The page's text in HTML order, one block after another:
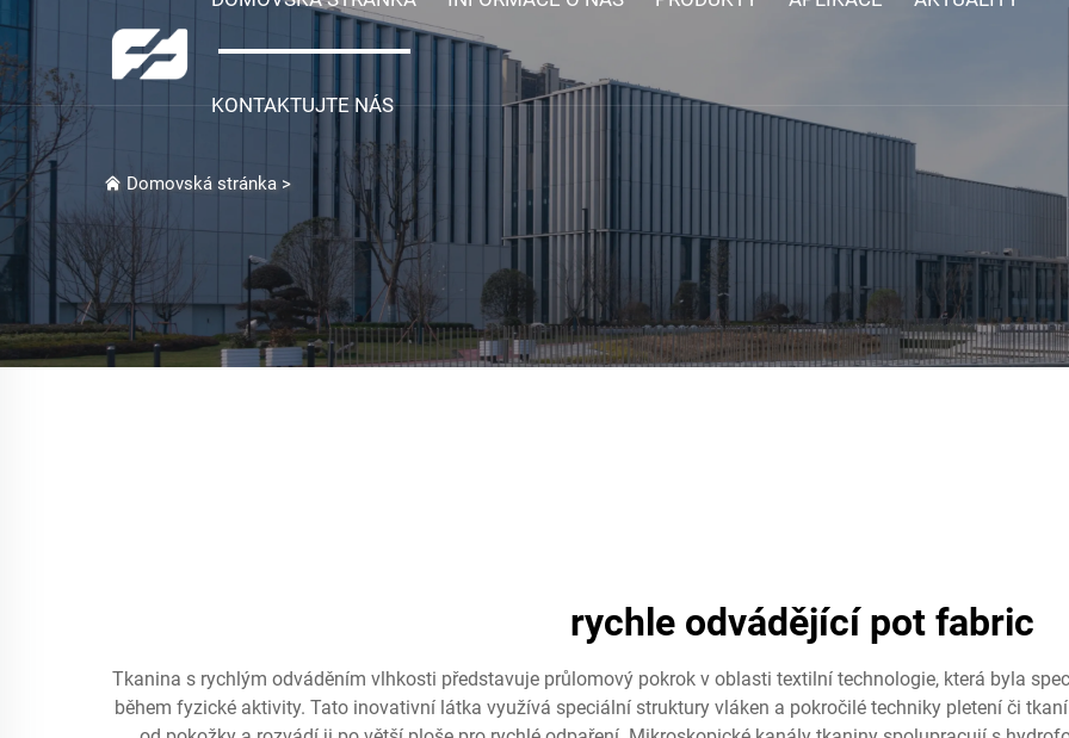
KONTAKTUJTE NÁS
Domovská stránka >
rychle odvádějící pot fabric
Tkanina s rychlým odváděním vlhkosti představuje průlomový pokrok v oblasti textilní technologie, která byla
během fyzické aktivity. Tato inovativní látka využívá speciální struktury vláken a pokročilé techniky pletení či